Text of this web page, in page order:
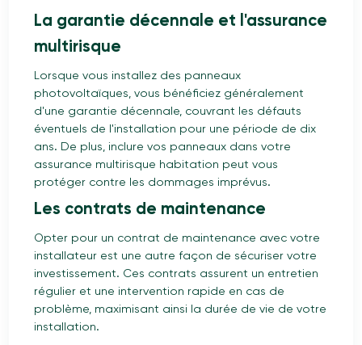
La garantie décennale et l'assurance
multirisque
Lorsque vous installez des panneaux
photovoltaïques, vous bénéficiez généralement
d'une garantie décennale, couvrant les défauts
éventuels de l'installation pour une période de dix
ans. De plus, inclure vos panneaux dans votre
assurance multirisque habitation peut vous
protéger contre les dommages imprévus.
Les contrats de maintenance
Opter pour un contrat de maintenance avec votre
installateur est une autre façon de sécuriser votre
investissement. Ces contrats assurent un entretien
régulier et une intervention rapide en cas de
problème, maximisant ainsi la durée de vie de votre
installation.